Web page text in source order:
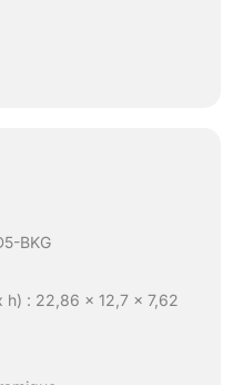
BKG
h) : 22,86 x 12,7 x 7,62